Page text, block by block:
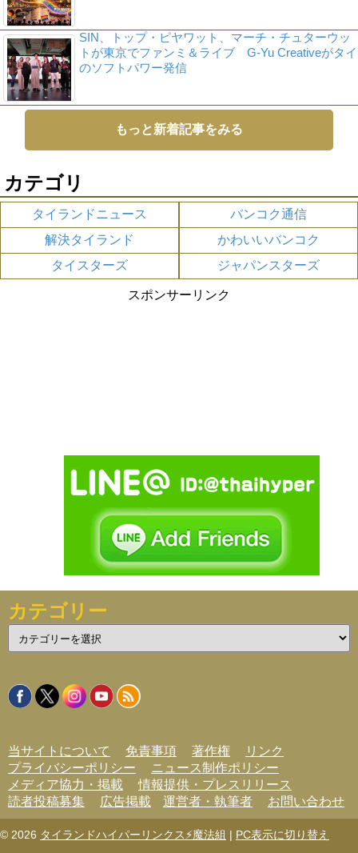
SIN、トップ・ピヤワット、マーチ・チュターウッ
トが東京でファンミ＆ライブ G-Yu Creativeがタイ
のソフトパワー発信
もっと新着記事をみる
カテゴリ
タイランドニュース
バンコク通信
解決タイランド
かわいいバンコク
タイスターズ
ジャパンスターズ
スポンサーリンク
カテゴリー
テ
リ
ー
当サイトについて 免責事項 著作権
リンク
プライバシーポリシー
ニュース制作ポリシー
メディア協力・掲載
情報提供・プレスリリース
読者投稿募集
広告掲載 運営者・執筆者 お問い合わせ
© 2026 タイランドハイパーリンクス⚡魔法組 | PC表示に切り替え